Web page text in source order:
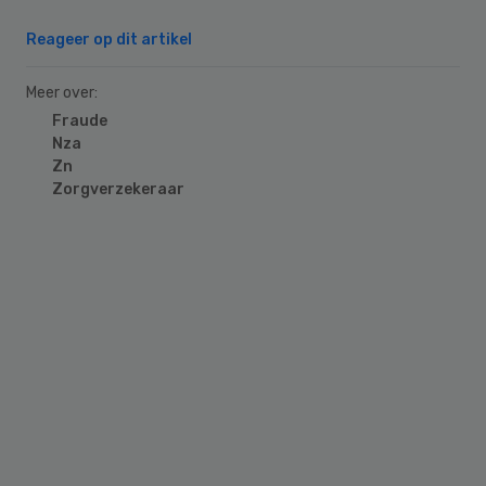
Reageer op dit artikel
Meer over:
Fraude
Nza
Zn
Zorgverzekeraar